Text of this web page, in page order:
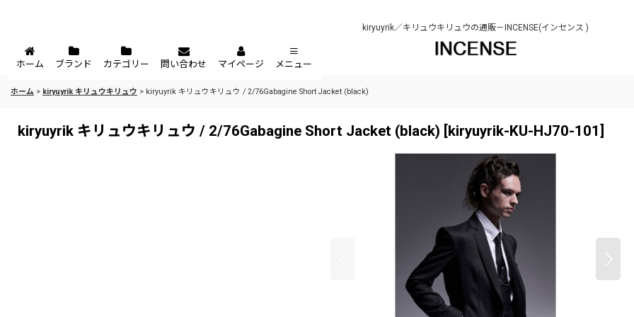
kiryuyrik／キリュウキリュウの通販－INCENSE(インセンス )
ホーム ブランド カテゴリー 問い合わせ マイページ メニュー
ホーム > kiryuyrik キリュウキリュウ > kiryuyrik キリュウキリュウ / 2/76Gabagine Short Jacket (black)
kiryuyrik キリュウキリュウ / 2/76Gabagine Short Jacket (black) [kiryuyrik-KU-HJ70-101]